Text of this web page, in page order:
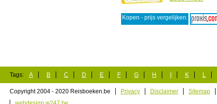
Kopen - prijs vergelijken:
Tags: A B C D E F G H K L
Copyright 2004 - 2020 Reisboeken.be Privacy Disclaimer
Sitemap